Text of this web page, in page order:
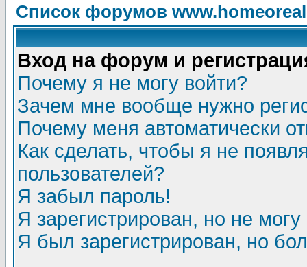
Список форумов
Вход на форум и
Почему я не могу войти?
Зачем мне вообще нужно
Почему меня автоматически
Как сделать, чтобы я не
пользователей?
Я забыл пароль!
Я зарегистрирован, но не могу
Я был зарегистрирован, но